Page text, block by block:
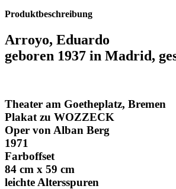
Produktbeschreibung
Arroyo, Eduardo
geboren 1937 in Madrid,
Theater am Goetheplatz, Bremen
Plakat zu WOZZECK
Oper von Alban Berg
1971
Farboffset
84 cm x 59 cm
leichte Altersspuren